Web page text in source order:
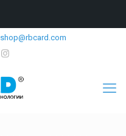
shop@rbcard.com